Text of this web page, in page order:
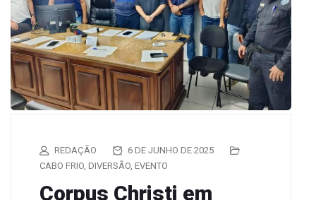
REDAÇÃO
6 DE JUNHO DE 2025
CABO FRIO DIVERSÃO EVENTO
Corpus Christi em